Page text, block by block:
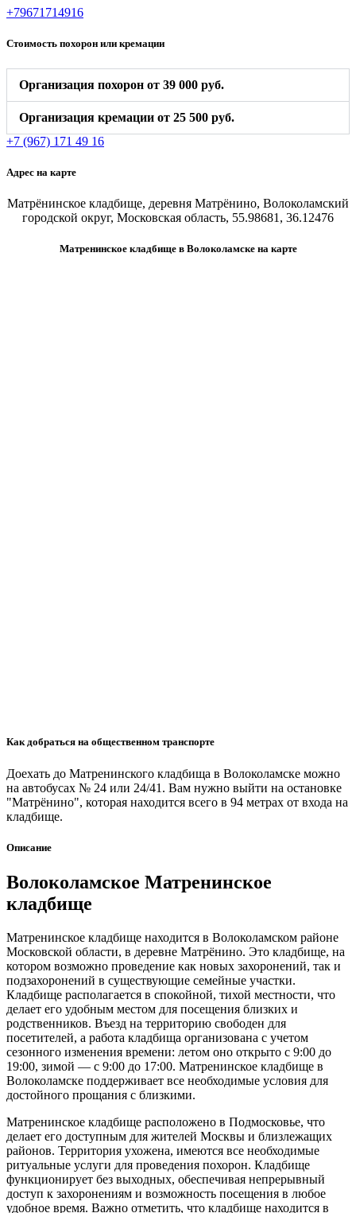
+79671714916
Стоимость похорон или кремации
Организация похорон от 39 000 руб.
Организация кремации от 25 500 руб.
+7 (967) 171 49 16
Адрес на карте
Матрёнинское кладбище, деревня Матрёнино, Волоколамский
городской округ, Московская область, 55.98681, 36.12476
Матренинское кладбище в Волоколамске на карте
Как добраться на общественном транспорте
Доехать до Матренинского кладбища в Волоколамске можно
на автобусах № 24 или 24/41. Вам нужно выйти на остановке
"Матрёнино", которая находится всего в 94 метрах от входа на
кладбище.
Описание
Волоколамское Матренинское
кладбище
Матренинское кладбище находится в Волоколамском районе
Московской области, в деревне Матрёнино. Это кладбище, на
котором возможно проведение как новых захоронений, так и
подзахоронений в существующие семейные участки.
Кладбище располагается в спокойной, тихой местности, что
делает его удобным местом для посещения близких и
родственников. Въезд на территорию свободен для
посетителей, а работа кладбища организована с учетом
сезонного изменения времени: летом оно открыто с 9:00 до
19:00, зимой — с 9:00 до 17:00. Матренинское кладбище в
Волоколамске поддерживает все необходимые условия для
достойного прощания с близкими.
Матренинское кладбище расположено в Подмосковье, что
делает его доступным для жителей Москвы и близлежащих
районов. Территория ухожена, имеются все необходимые
ритуальные услуги для проведения похорон. Кладбище
функционирует без выходных, обеспечивая непрерывный
доступ к захоронениям и возможность посещения в любое
удобное время. Важно отметить, что кладбище находится в